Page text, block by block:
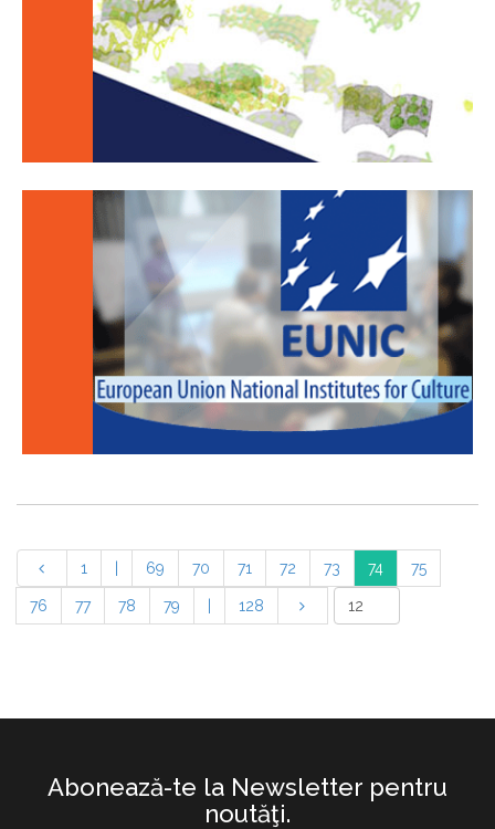
1 69 70 71 72 73 74 75
76 77 78 79 128
Abonează-te la Newsletter pentru
noutăţi.